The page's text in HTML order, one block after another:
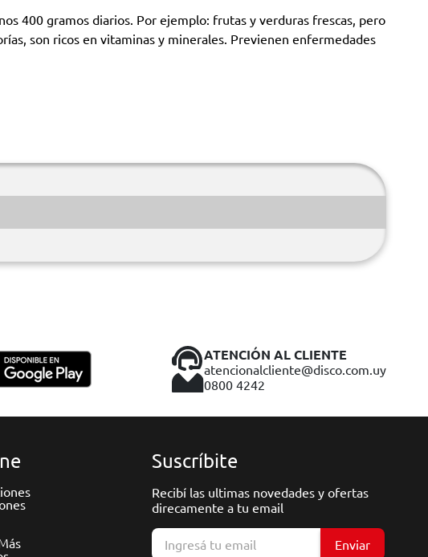
400 gramos diarios. Por ejemplo: frutas y verduras frescas, pero
son ricos en vitaminas y minerales. Previenen enfermedades
ATENCIÓN AL CLIENTE
atencionalcliente@disco.com.uy
0800 4242
Suscríbite
Recibí las ultimas novedades y ofertas
direcamente a tu email
Enviar